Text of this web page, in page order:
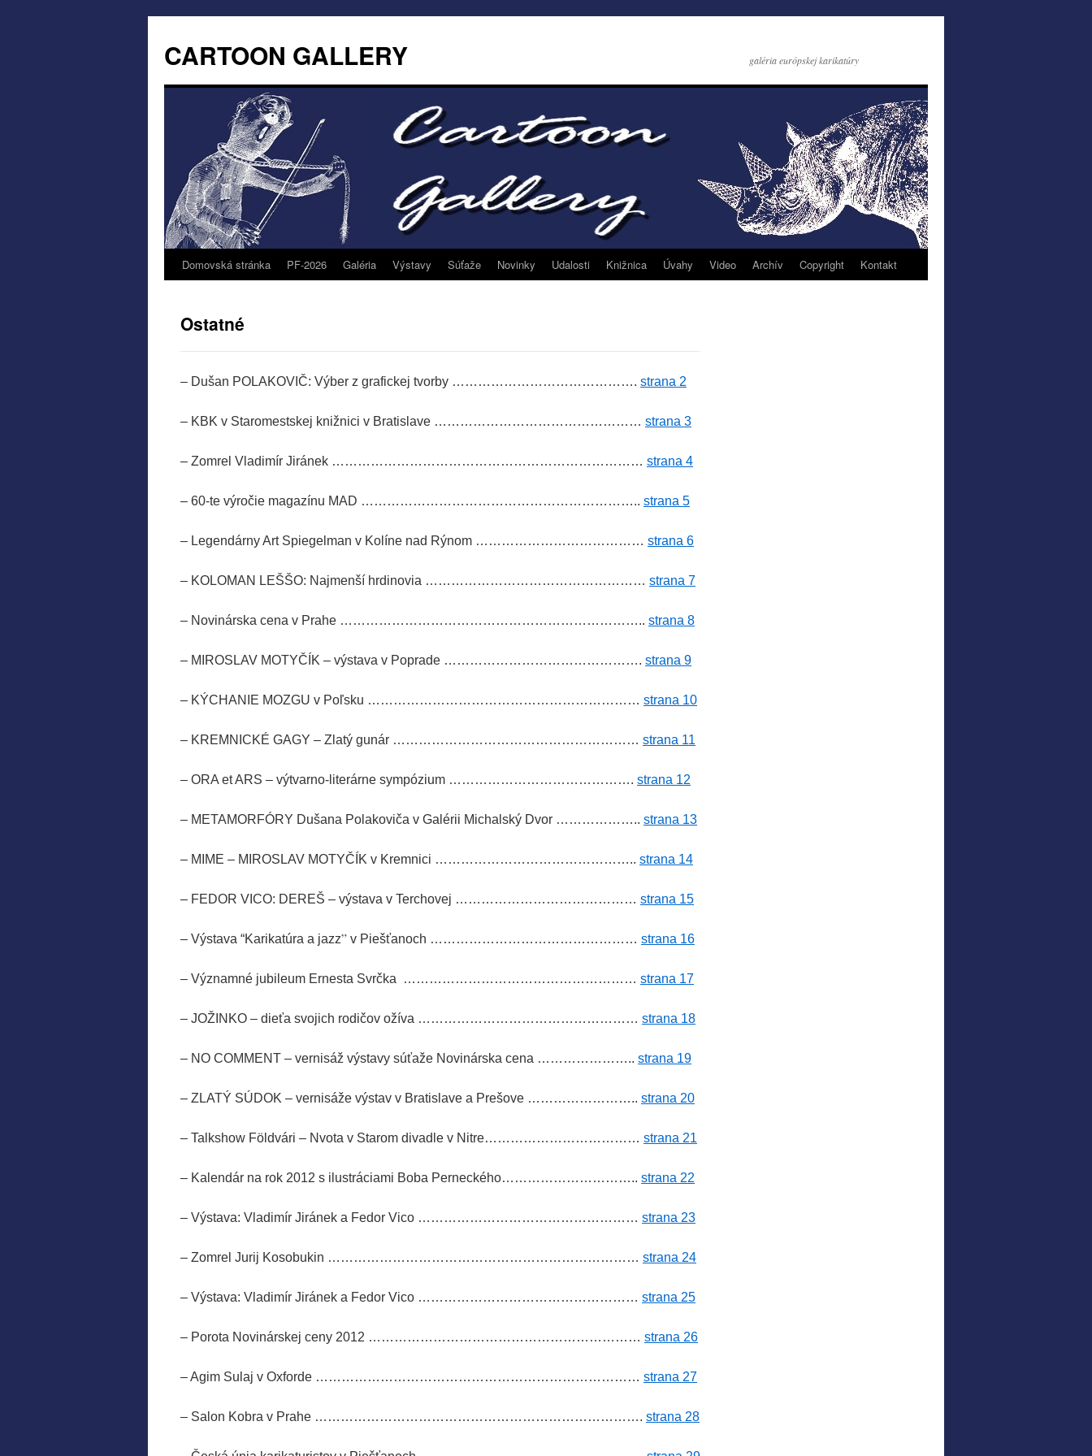
CARTOON GALLERY galéria európskej karikatúry
Domovská stránka PF-2026 Galéria Výstavy Súťaže Novinky Udalosti Knižnica Úvahy Video Archív Copyright Kontakt
Ostatné
– Dušan POLAKOVIČ: Výber z grafickej tvorby ……………………………………. strana 2
– KBK v Staromestskej knižnici v Bratislave ………………………………………… strana 3
– Zomrel Vladimír Jiránek ……………………………………………………………… strana 4
– 60-te výročie magazínu MAD ……………………………………………………….. strana 5
– Legendárny Art Spiegelman v Kolíne nad Rýnom ………………………………… strana 6
– KOLOMAN LEŠŠO: Najmenší hrdinovia …………………………………………… strana 7
– Novinárska cena v Prahe …………………………………………………………….. strana 8
– MIROSLAV MOTYČÍK – výstava v Poprade ………………………………………. strana 9
– KÝCHANIE MOZGU v Poľsku ……………………………………………………… strana 10
– KREMNICKÉ GAGY – Zlatý gunár ………………………………………………… strana 11
– ORA et ARS – výtvarno-literárne sympózium ……………………………………. strana 12
– METAMORFÓRY Dušana Polakoviča v Galérii Michalský Dvor ……………….. strana 13
– MIME – MIROSLAV MOTYČÍK v Kremnici ……………………………………….. strana 14
– FEDOR VICO: DEREŠ – výstava v Terchovej …………………………………… strana 15
– Výstava “Karikatúra a jazz” v Piešťanoch ………………………………………… strana 16
– Významné jubileum Ernesta Svrčka ……………………………………………… strana 17
– JOŽINKO – dieťa svojich rodičov ožíva …………………………………………… strana 18
– NO COMMENT – vernisáž výstavy súťaže Novinárska cena ………………….. strana 19
– ZLATÝ SÚDOK – vernisáže výstav v Bratislave a Prešove …………………….. strana 20
– Talkshow Földvári – Nvota v Starom divadle v Nitre……………………………… strana 21
– Kalendár na rok 2012 s ilustráciami Boba Perneckého………………………….. strana 22
– Výstava: Vladimír Jiránek a Fedor Vico …………………………………………… strana 23
– Zomrel Jurij Kosobukin ……………………………………………………………… strana 24
– Výstava: Vladimír Jiránek a Fedor Vico …………………………………………… strana 25
– Porota Novinárskej ceny 2012 ……………………………………………………… strana 26
– Agim Sulaj v Oxforde ………………………………………………………………… strana 27
– Salon Kobra v Prahe …………………………………………………………………. strana 28